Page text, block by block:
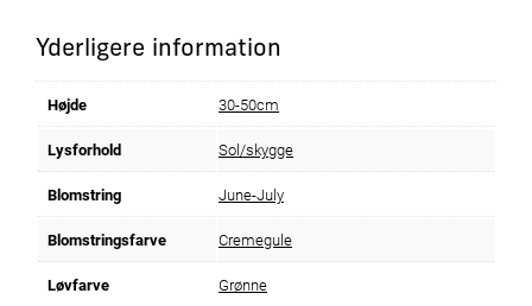
Yderligere information
Højde 30-50cm
Lysforhold Sol/skygge
Blomstring June-July
Blomstringsfarve Cremegule
Løvfarve Grønne